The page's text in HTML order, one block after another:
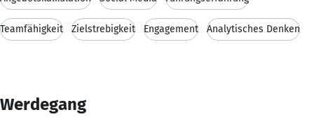
Teamfähigkeit Zielstrebigkeit Engagement Analytisches Denken
Werdegang